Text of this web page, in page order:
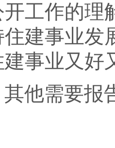
工作的理
建事业发
事业又好
其他需要报